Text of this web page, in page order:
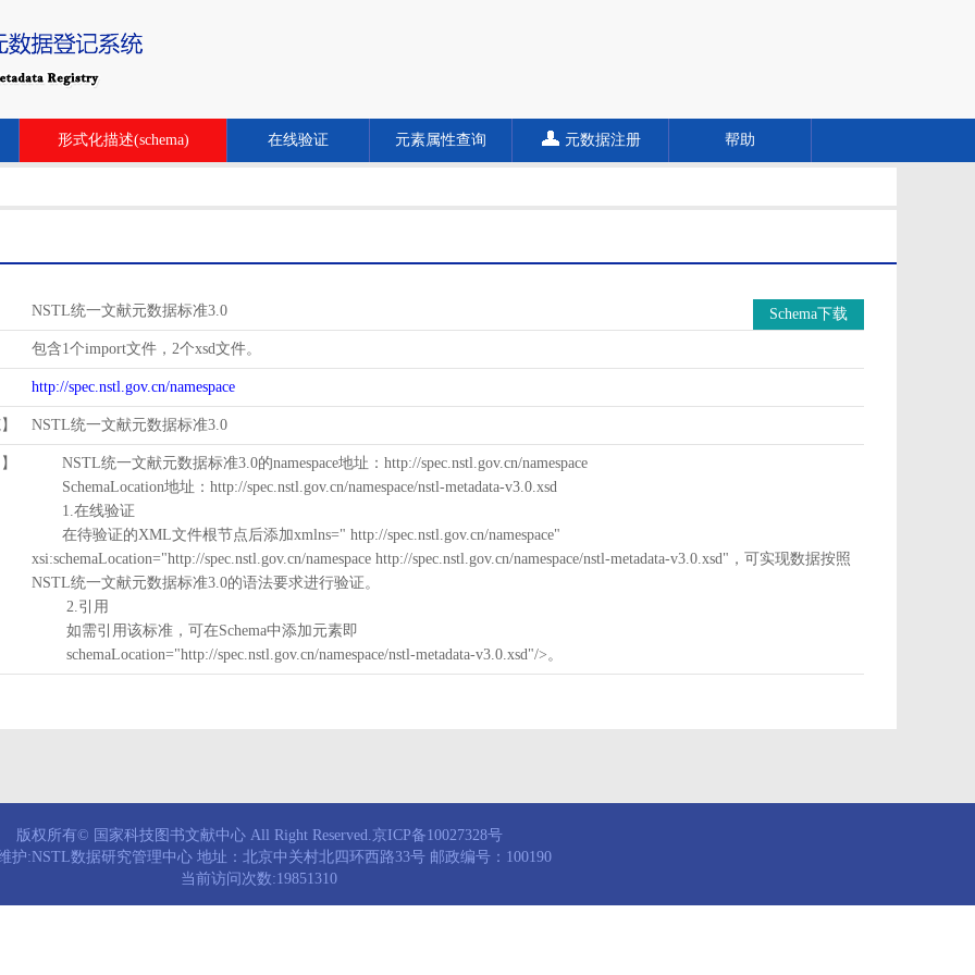
形式化描述(schema) 在线验证 元素属性查询 元数据注册 帮助
NSTL统一文献元数据标准3.0 Schema下载
包含1个import文件，2个xsd文件。
http://spec.nstl.gov.cn/namespace
NSTL统一文献元数据标准3.0
NSTL统一文献元数据标准3.0的namespace地址：http://spec.nstl.gov.cn/namespace
SchemaLocation地址：http://spec.nstl.gov.cn/namespace/nstl-metadata-v3.0.xsd
1.在线验证
在待验证的XML文件根节点后添加xmlns=" http://spec.nstl.gov.cn/namespace"
xsi:schemaLocation="http://spec.nstl.gov.cn/namespace http://spec.nstl.gov.cn/namespace/nstl-metadata-v3.0.xsd"，可实现数据按照
NSTL统一文献元数据标准3.0的语法要求进行验证。
2.引用
如需引用该标准，可在Schema中添加元素即
schemaLocation="http://spec.nstl.gov.cn/namespace/nstl-metadata-v3.0.xsd"/>。
版权所有© 国家科技图书文献中心 All Right Reserved.京ICP备10027328号
护:NSTL数据研究管理中心 地址：北京中关村北四环西路33号 邮政编号：100190
当前访问次数:19851310